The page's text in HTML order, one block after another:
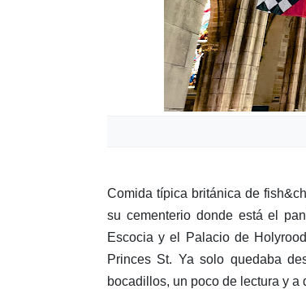
Comida típica británica de
su cementerio donde está el
Escocia y el Palacio de
Princes St. Ya solo quedaba
bocadillos, un poco de lectura y a